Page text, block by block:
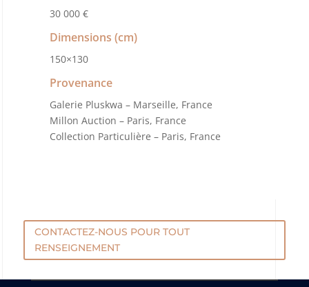
30 000 €
Dimensions (cm)
150×130
Provenance
Galerie Pluskwa – Marseille, France
Millon Auction – Paris, France
Collection Particulière – Paris, France
CONTACTEZ-NOUS POUR TOUT
RENSEIGNEMENT